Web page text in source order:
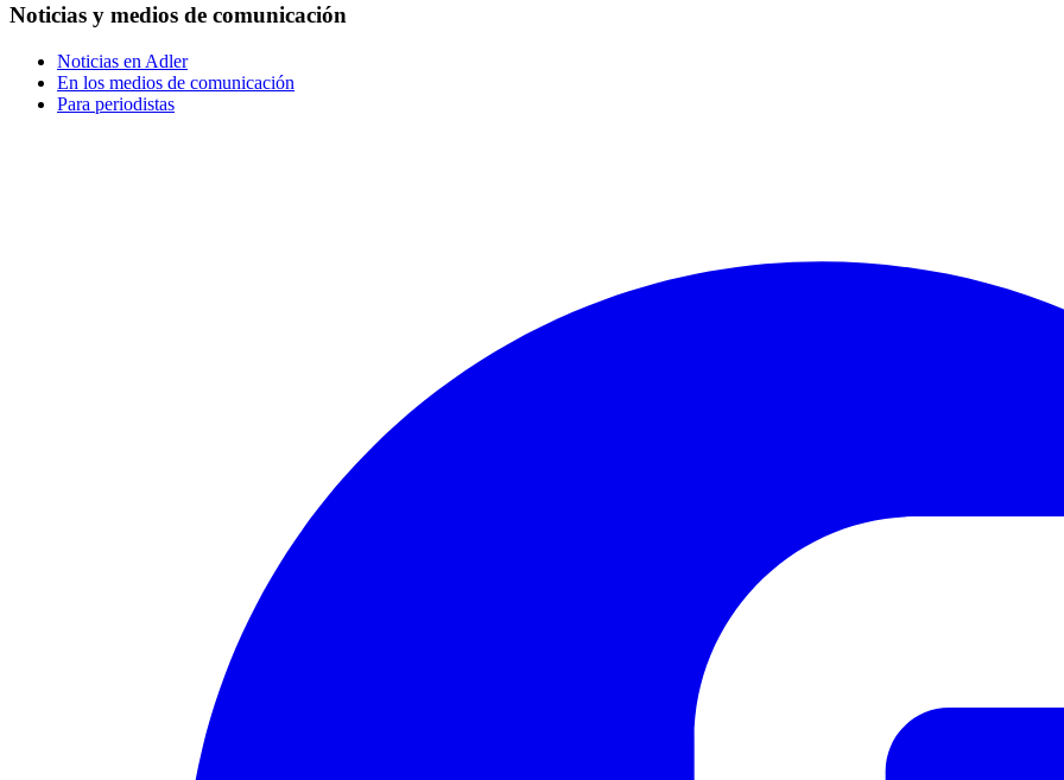
Noticias y medios de comunicación
Noticias en Adler
En los medios de comunicación
Para periodistas